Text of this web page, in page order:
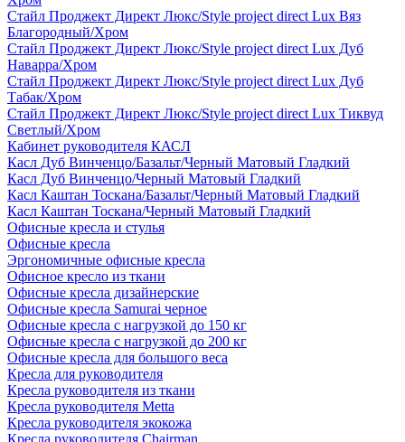
Стайл Проджект Директ Люкс/Style project direct Lux Вяз
Благородный/Хром
Стайл Проджект Директ Люкс/Style project direct Lux Дуб
Наварра/Хром
Стайл Проджект Директ Люкс/Style project direct Lux Дуб
Табак/Хром
Стайл Проджект Директ Люкс/Style project direct Lux Тиквуд
Светлый/Хром
Кабинет руководителя КАСЛ
Касл Дуб Винченцо/Базальт/Черный Матовый Гладкий
Касл Дуб Винченцо/Черный Матовый Гладкий
Касл Каштан Тоскана/Базальт/Черный Матовый Гладкий
Касл Каштан Тоскана/Черный Матовый Гладкий
Офисные кресла и стулья
Офисные кресла
Эргономичные офисные кресла
Офисное кресло из ткани
Офисные кресла дизайнерские
Офисные кресла Samurai черное
Офисные кресла с нагрузкой до 150 кг
Офисные кресла с нагрузкой до 200 кг
Офисные кресла для большого веса
Кресла для руководителя
Кресла руководителя из ткани
Кресла руководителя Metta
Кресла руководителя экокожа
Кресла руководителя Chairman